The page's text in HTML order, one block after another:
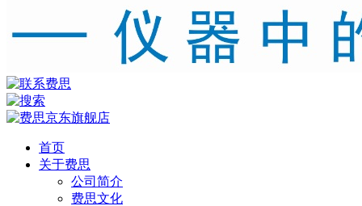
首页
关于费思
公司简介
费思文化